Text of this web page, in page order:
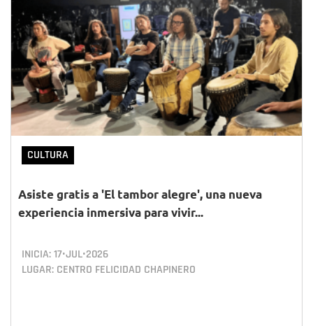
CULTURA
Asiste gratis a 'El tambor alegre', una nueva
experiencia inmersiva para vivir...
INICIA:17•JUL•2026
LUGAR: CENTRO FELICIDAD CHAPINERO